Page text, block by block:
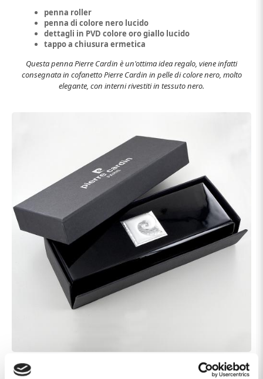
penna roller
penna di colore nero lucido
dettagli in PVD colore oro giallo lucido
tappo a chiusura ermetica
Questa penna Pierre Cardin è un'ottima idea regalo, viene infatti
consegnata in cofanetto Pierre Cardin in pelle di colore nero, molto
elegante, con interni rivestiti in tessuto nero.